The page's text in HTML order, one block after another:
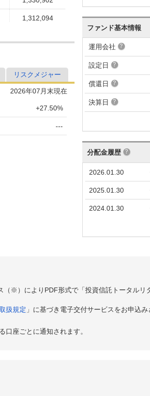
1,312,094
1,334,618
1,317,772
1,327,259
1,237,533
1,230,909
リスクメジャー
2026年07月末現在
+27.50%
---
ファンド基本情報
運用会社
設定日
償還日
決算日
分配金履歴
2026.01.30
2025.01.30
2024.01.30
※）によりPDF形式で「投資信託トータルリ
扱規定 」に基づき電子交付サービスをお申込
口座ごとに通知されます。